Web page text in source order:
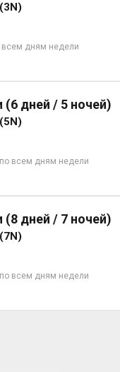
дням недели
(6 дней / 5 ночей)
всем дням недели
(8 дней / 7 ночей)
всем дням недели